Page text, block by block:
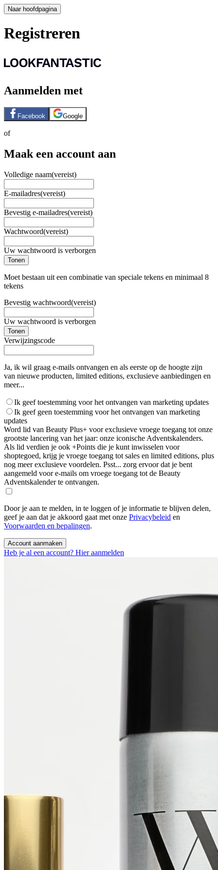
Naar hoofdpagina
Registreren
Aanmelden met
Facebook Google
of
Maak een account aan
Volledige naam(vereist)
E-mailadres(vereist)
Bevestig e-mailadres(vereist)
Wachtwoord(vereist)
Uw wachtwoord is verborgen
Tonen
Moet bestaan uit een combinatie van speciale tekens en minimaal 8
tekens
Bevestig wachtwoord(vereist)
Uw wachtwoord is verborgen
Tonen
Verwijzingscode
Ja, ik wil graag e-mails ontvangen en als eerste op de hoogte zijn
van nieuwe producten, limited editions, exclusieve aanbiedingen en
meer...
Ik geef toestemming voor het ontvangen van marketing updates
Ik geef geen toestemming voor het ontvangen van marketing
updates
Word lid van Beauty Plus+ voor exclusieve vroege toegang tot onze
grootste lancering van het jaar: onze iconische Adventskalenders.
Als lid verdien je ook +Points die je kunt inwisselen voor
shoptegoed, krijg je vroege toegang tot sales en limited editions, plus
nog meer exclusieve voordelen. Psst... zorg ervoor dat je bent
aangemeld voor e-mails om vroege toegang tot de Beauty
Adventskalender te ontvangen.
Door je aan te melden, in te loggen of je informatie te blijven delen,
geef je aan dat je akkoord gaat met onze Privacybeleid en
Voorwaarden en bepalingen.
Account aanmaken
Heb je al een account? Hier aanmelden